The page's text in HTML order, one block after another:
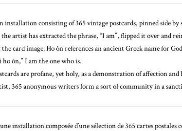
installation consisting of 365 vintage postcards, pinned side
artist has extracted the phrase, “I am”, flipped it over and
card image. Ho ôn references an ancient Greek name for
ho ôn,” I am the one who is.
are profane, yet holy, as a demonstration of affection
365 anonymous writers form a sort of community in a
installation composée d’une sélection de 365 cartes